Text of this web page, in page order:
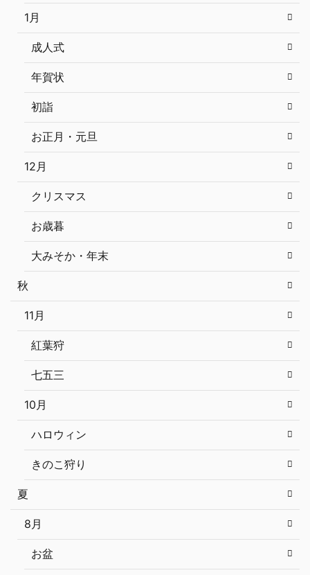
1月
成人式
年賀状
初詣
お正月・元旦
12月
クリスマス
お歳暮
大みそか・年末
秋
11月
紅葉狩
七五三
10月
ハロウィン
きのこ狩り
夏
8月
お盆